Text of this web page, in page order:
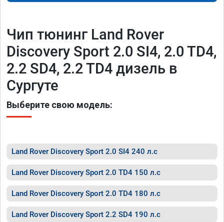
Чип тюнинг Land Rover
Discovery Sport 2.0 SI4, 2.0 TD4,
2.2 SD4, 2.2 TD4 дизель в
Сургуте
Выберите свою модель:
Land Rover Discovery Sport 2.0 SI4 240 л.с
Land Rover Discovery Sport 2.0 TD4 150 л.с
Land Rover Discovery Sport 2.0 TD4 180 л.с
Land Rover Discovery Sport 2.2 SD4 190 л.с